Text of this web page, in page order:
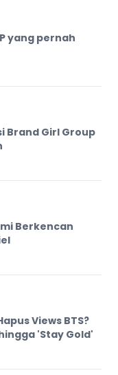
yang pernah
Brand Girl Group
Berkencan
Views BTS?
'Stay Gold'